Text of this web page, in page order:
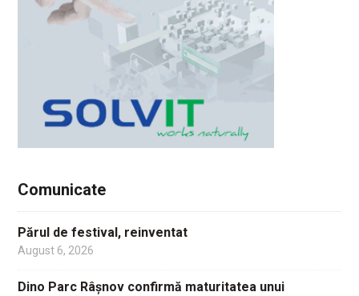
Comunicate
Părul de festival, reinventat
August 6, 2026
Dino Parc Râșnov confirmă maturitatea unui